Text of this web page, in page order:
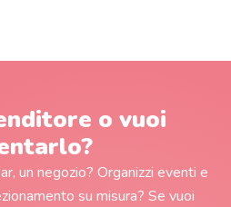
o vuoi
un negozio? Organizzi eventi e
su misura? Se vuoi